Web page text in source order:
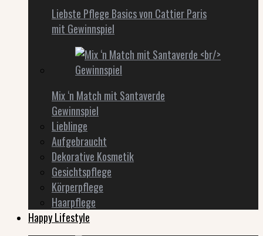
Liebste Pflege Basics von Cattier Paris
mit Gewinnspiel
Mix ‘n Match mit Santaverde
Gewinnspiel
Lieblinge
Aufgebraucht
Dekorative Kosmetik
Gesichtspflege
Körperpflege
Haarpflege
Happy Lifestyle